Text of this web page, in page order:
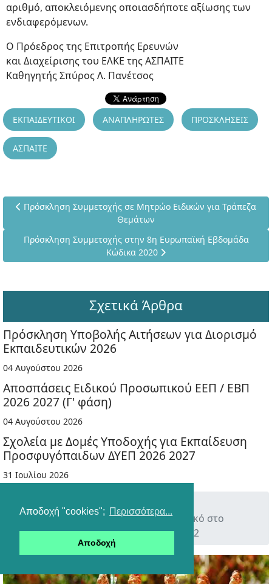
Αποδοχή "cookies"; Περισσότερα...
Αποδοχή
αριθμό, αποκλειόμενης οποιασδήποτε αξίωσης των
ενδιαφερόμενων.
Ο Πρόεδρος της Επιτροπής Ερευνών
και Διαχείρισης του ΕΛΚΕ της ΑΣΠΑΙΤΕ
Καθηγητής Σπύρος Λ. Πανέτσος
ΕΚΠΑΙΔΕΥΤΙΚΟΙ ΑΝΑΠΛΗΡΩΤΕΣ ΠΡΟΣΚΛΗΣΕΙΣ
ΑΣΠΑΙΤΕ
Προηγούμενο άρθρο: Πρόσκληση Συμμετοχής σε Μητρώο
Πρόσκληση Συμμετοχής σε Μητρώο Ειδικών για Τράπεζα
Θεμάτων
Επόμενο άρθρο: Πρόσκληση Συμμετοχής στην 8η
Πρόσκληση Συμμετοχής στην 8η Ευρωπαϊκή Εβδομάδα
Κώδικα 2020
Σχετικά Άρθρα
Πρόσκληση Υποβολής Αιτήσεων για Διορισμό
Εκπαιδευτικών 2026
04 Αυγούστου 2026
Αποσπάσεις Ειδικού Προσωπικού ΕΕΠ / ΕΒΠ
2026 2027 (Γ' φάση)
04 Αυγούστου 2026
Σχολεία με Δομές Υποδοχής για Εκπαίδευση
Προσφυγόπαιδων ΔΥΕΠ 2026 2027
31 Ιουλίου 2026
Εκπαιδευτικοί
Προσκλήσεις
Πρόσκληση για Διδακτικό Προσωπικό στο
πρόγραμμα ΕΠΠΑΙΚ ΑΣΠΑΙΤΕ 2021 2022